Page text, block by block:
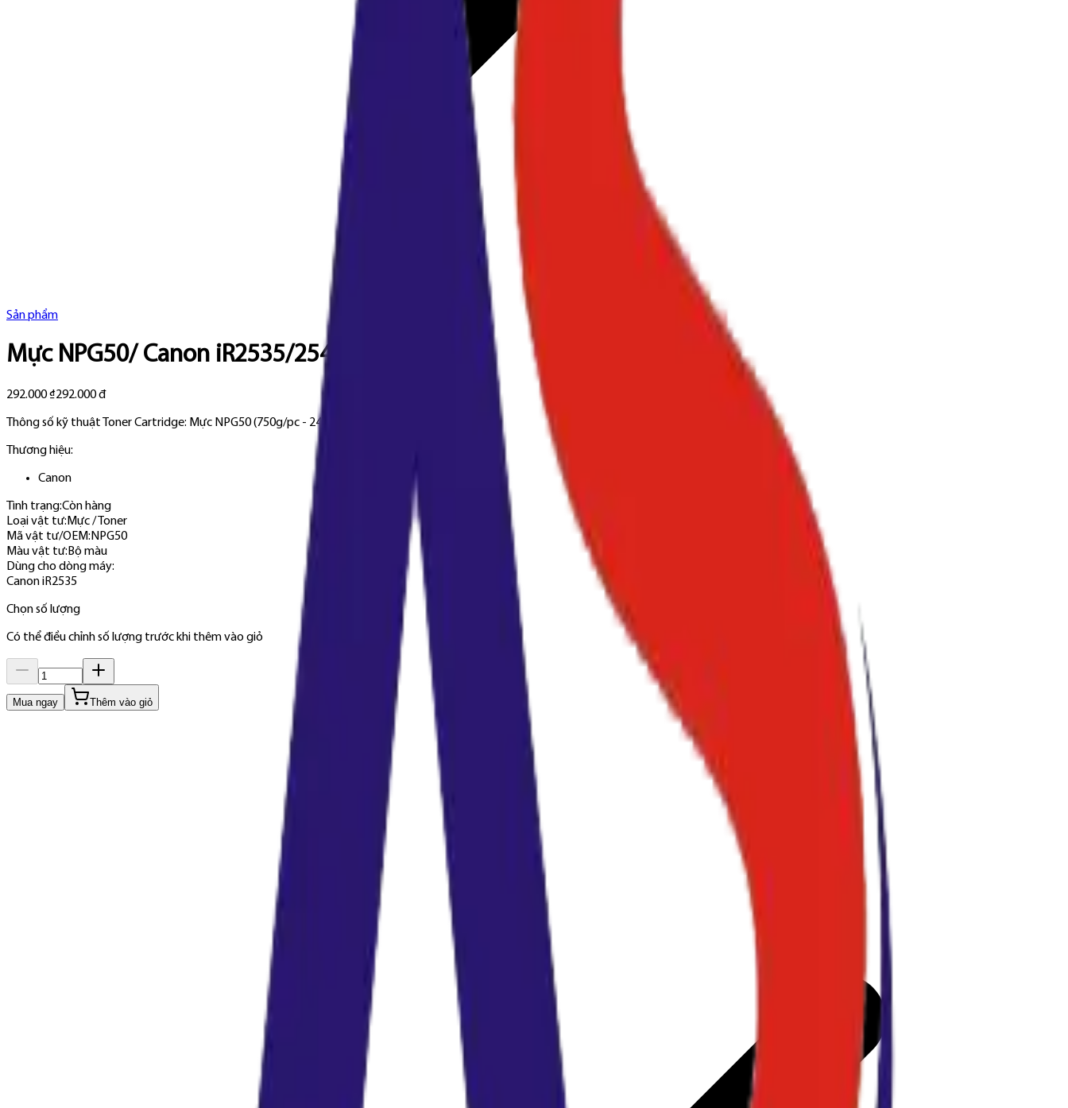
Sản phẩm
Mực NPG50/ Canon iR2535/2545 (750g/24k)
292.000 ₫292.000 đ
Thông số kỹ thuật Toner Cartridge: Mực NPG50 (750g/pc - 24k)
Thương hiệu:
Canon
Tình trạng:Còn hàng
Loại vật tư: Mực / Toner
Mã vật tư/OEM: NPG50
Màu vật tư: Bộ màu
Dùng cho dòng máy:
Canon iR2535
Chọn số lượng
Có thể điều chỉnh số lượng trước khi thêm vào giỏ
Mua ngay Thêm vào giỏ